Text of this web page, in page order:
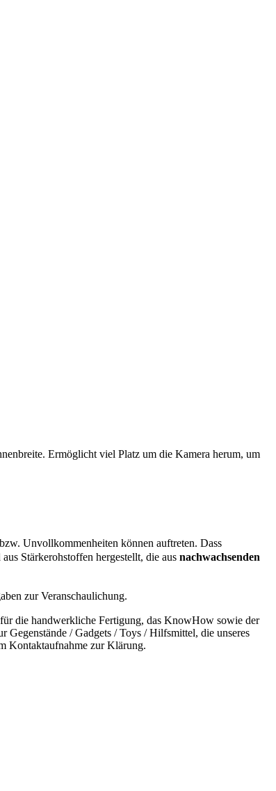
Ermöglicht viel Platz um die Kamera herum, um
Unvollkommenheiten können auftreten. Dass
Stärkerohstoffen hergestellt, die aus nachwachsenden
zur Veranschaulichung.
die handwerkliche Fertigung, das KnowHow sowie der
/ Gadgets / Toys / Hilfsmittel, die unseres
Kontaktaufnahme zur Klärung.